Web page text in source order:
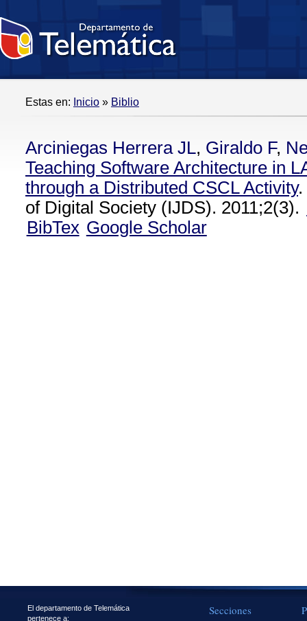
Estas en: Inicio » Biblio
Arciniegas Herrera JL, Giraldo F,
Teaching Software Architecture in
through a Distributed CSCL Activity.
of Digital Society (IJDS). 2011;2(3).
BibTex Google Scholar
El departamento de Telemática
pertenece a:
Secciones